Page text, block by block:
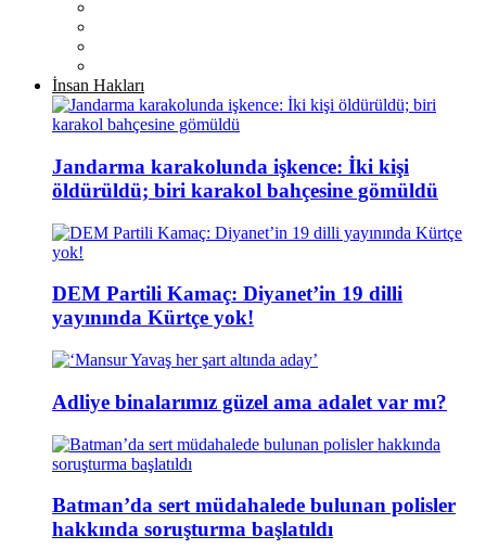
İnsan Hakları
Jandarma karakolunda işkence: İki kişi
öldürüldü; biri karakol bahçesine gömüldü
DEM Partili Kamaç: Diyanet’in 19 dilli
yayınında Kürtçe yok!
Adliye binalarımız güzel ama adalet var mı?
Batman’da sert müdahalede bulunan polisler
hakkında soruşturma başlatıldı